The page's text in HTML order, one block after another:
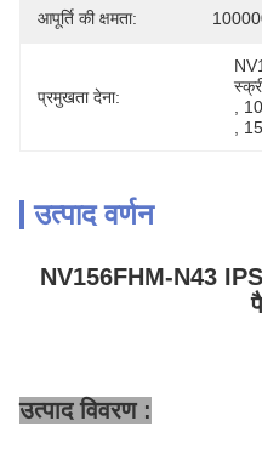
आपूर्ति की क्षमता:
प्रमुखता देना:
उत्पाद वर्णन
NV156FHM-N43
उत्पाद विवरण :